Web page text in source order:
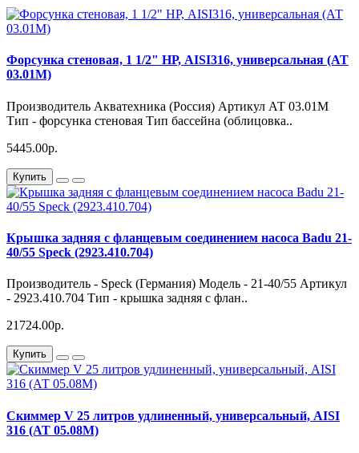
Форсунка стеновая, 1 1/2" НР, AISI316, универсальная (АТ
03.01M)
Производитель Акватехника (Россия) Артикул АТ 03.01M
Тип - форсунка стеновая Тип бассейна (облицовка..
5445.00р.
Купить
Крышка задняя с фланцевым соединением насоса Badu 21-
40/55 Speck (2923.410.704)
Производитель - Speck (Германия) Модель - 21-40/55 Артикул
- 2923.410.704 Тип - крышка задняя с флан..
21724.00р.
Купить
Скиммер V 25 литров удлиненный, универсальный, AISI
316 (АТ 05.08М)